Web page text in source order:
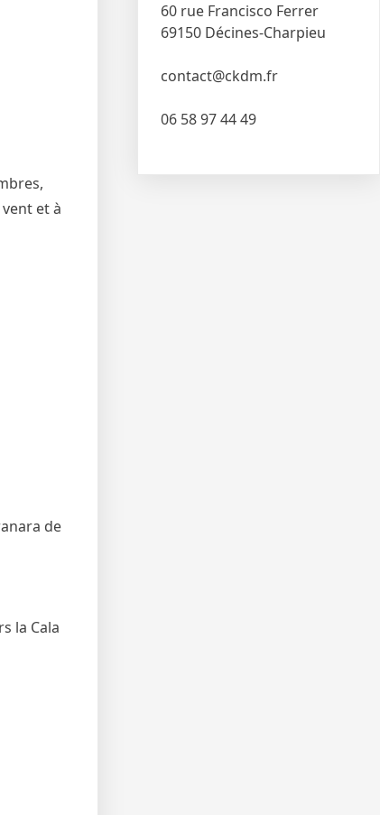
et à
de
la Cala
60 rue Francisco Ferrer
69150 Décines-Charpieu
contact@ckdm.fr
06 58 97 44 49